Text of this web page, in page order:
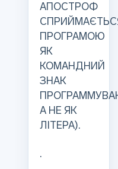
АПОСТРОФ
ПРОГРАМОЮ
ЯК
КОМАНДНИЙ
ЗНАК
А НЕ ЯК
ЛІТЕРА).
.